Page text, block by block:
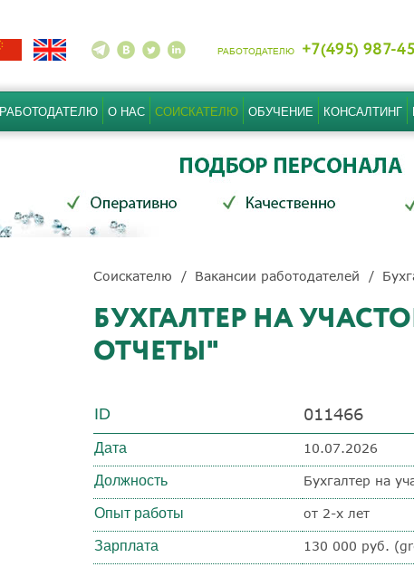
РАБОТОДАТЕЛЮ +7(495) 987-
РАБОТОДАТЕЛЮ О НАС СОИСКАТЕЛЮ ОБУЧЕНИЕ КОНСАЛТИНГ
Соискателю Вакансии работодателей
БУХГАЛТЕР НА
ОТЧЕТЫ"
ID 011466
Дата 10.07.2026
Должность Бухгалтер на
Опыт работы от 2-х лет
Зарплата 130 000 руб.